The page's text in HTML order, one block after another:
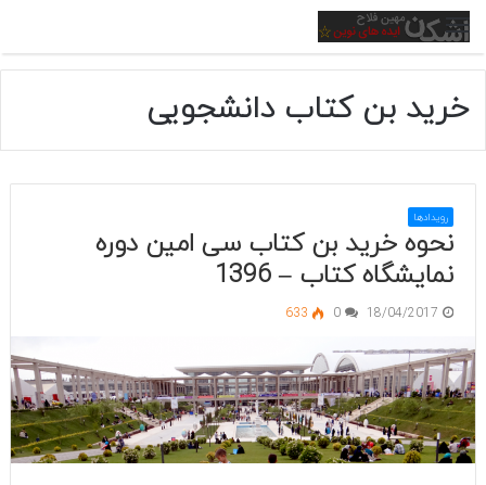
منو
خرید بن کتاب دانشجویی
رویدادها
نحوه خرید بن کتاب سی امین دوره
نمایشگاه کتاب – 1396
18/04/2017
0
633